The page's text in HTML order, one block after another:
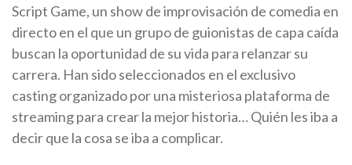
Script Game, un show de improvisación de comedia en
directo en el que un grupo de guionistas de capa caída
buscan la oportunidad de su vida para relanzar su
carrera. Han sido seleccionados en el exclusivo
casting organizado por una misteriosa plataforma de
streaming para crear la mejor historia… Quién les iba a
decir que la cosa se iba a complicar.